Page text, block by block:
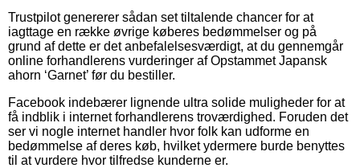
Trustpilot genererer sådan set tiltalende chancer for at
iagttage en række øvrige køberes bedømmelser og på
grund af dette er det anbefalelsesværdigt, at du gennemgår
online forhandlerens vurderinger af Opstammet Japansk
ahorn ‘Garnet’ før du bestiller.
Facebook indebærer lignende ultra solide muligheder for at
få indblik i internet forhandlerens troværdighed. Foruden det
ser vi nogle internet handler hvor folk kan udforme en
bedømmelse af deres køb, hvilket ydermere burde benyttes
til at vurdere hvor tilfredse kunderne er.